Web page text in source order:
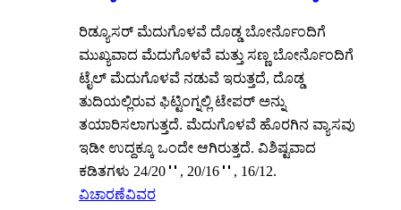
ರಿಡ್ಯೂಸರ್ ಮೆದುಗೊಳವೆ ದೊಡ್ಡ ಬೋರ್ನೊಂದಿಗೆ
ಮುಖ್ಯವಾದ ಮೆದುಗೊಳವೆ ಮತ್ತು ಸಣ್ಣ ಬೋರ್ನೊಂದಿಗೆ
ಟೈಲ್ ಮೆದುಗೊಳವೆ ನಡುವೆ ಇರುತ್ತದೆ, ದೊಡ್ಡ
ತುದಿಯಲ್ಲಿರುವ ಫಿಟ್ಟಿಂಗ್ನಲ್ಲಿ ಟೇಪರ್ ಅನ್ನು
ತಯಾರಿಸಲಾಗುತ್ತದೆ. ಮೆದುಗೊಳವೆ ಹೊರಗಿನ ವ್ಯಾಸವು
ಇಡೀ ಉದ್ದಕ್ಕೂ ಒಂದೇ ಆಗಿರುತ್ತದೆ. ವಿಶಿಷ್ಟವಾದ
ಕಡಿತಗಳು 24/20＂, 20/16＂, 16/12.
ವಿಚಾರಣೆವಿವರ